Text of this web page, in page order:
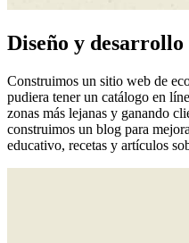
Diseño y desarrollo
Construimos un sitio web de
pudiera tener un catálogo en
zonas más lejanas y ganando
construimos un blog para
educativo, recetas y artículos